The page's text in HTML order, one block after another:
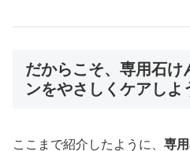
だからこそ、専用石け
ンをやさしくケアしよ
ここまで紹介したように、 専